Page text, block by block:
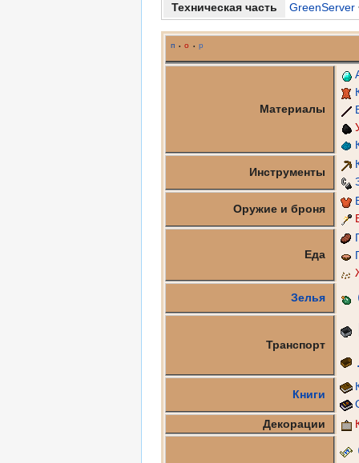
Техническая часть
GreenServer
п • о • р
Материалы
Инструменты
Оружие и броня
Еда
Зелья
Транспорт
Книги
Декорации